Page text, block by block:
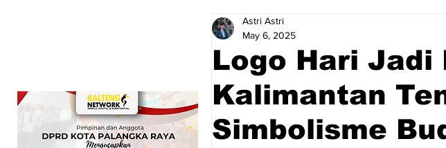
Logo Hari Jadi
Kalimantan
Simbolisme
Astri Astri
May 6, 2025